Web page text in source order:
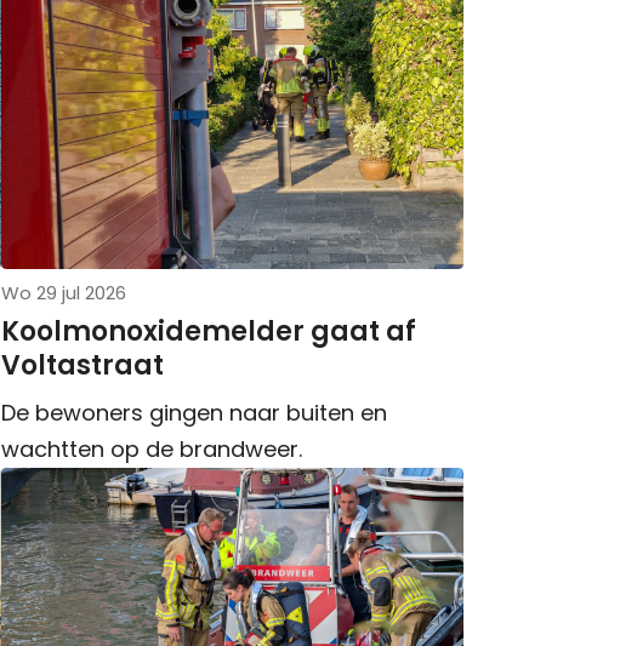
Wo 29 jul 2026
Koolmonoxidemelder gaat af
Voltastraat
De bewoners gingen naar buiten en
wachtten op de brandweer.